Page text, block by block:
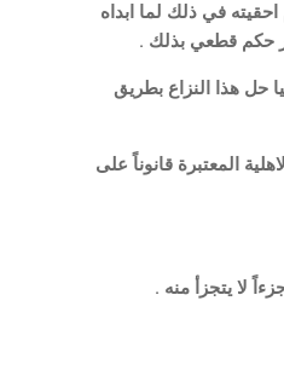
في ذلك لما ابداه
حكم قطعي بذلك .
حل هذا النزاع بطريق
المعتبرة قانوناً على
لا يتجزأ منه .